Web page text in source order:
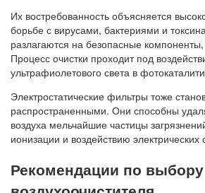
Их востребованность объясняется
борьбе с вирусами, бактериями и
разлагаются на безопасные компоненты,
Процесс очистки проходит под
ультрафиолетового света в
Электростатические фильтры тоже
распространенными. Они способны
воздуха мельчайшие частицы
ионизации и воздействию электрических
Рекомендации по выбору